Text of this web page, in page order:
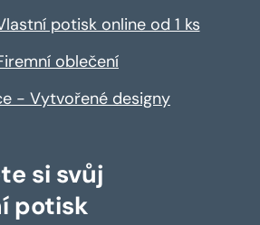
potisk online od 1 ks
oblečení
- Vytvořené designy
si svůj
potisk